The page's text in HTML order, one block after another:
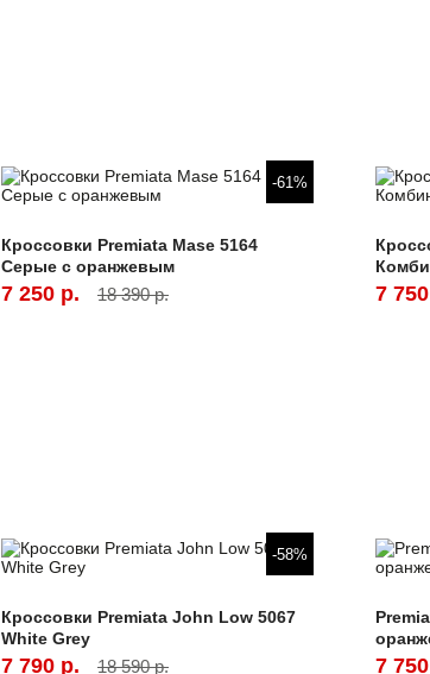
-61%
Кроссовки Premiata Mase 5164
Серые с оранжевым
7 250 р. 18 390 р. 7
-58%
Кроссовки Premiata John Low 5067
White Grey
7 790 р. 18 590 р. 7